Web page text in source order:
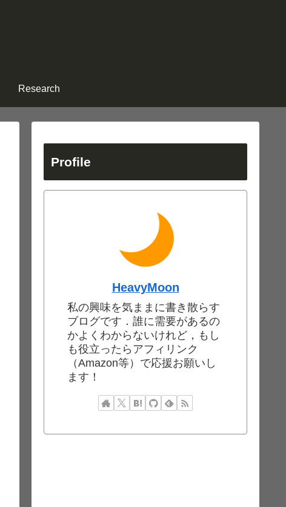
Research
Profile
HeavyMoon
私の興味を気ままに書き散らす
ブログです．誰に需要があるの
かよくわからないけれど，もし
も役立ったらアフィリンク
（Amazon等）で応援お願いし
ます！